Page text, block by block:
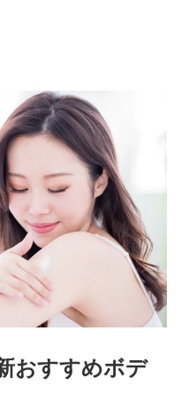
おすすめボデ